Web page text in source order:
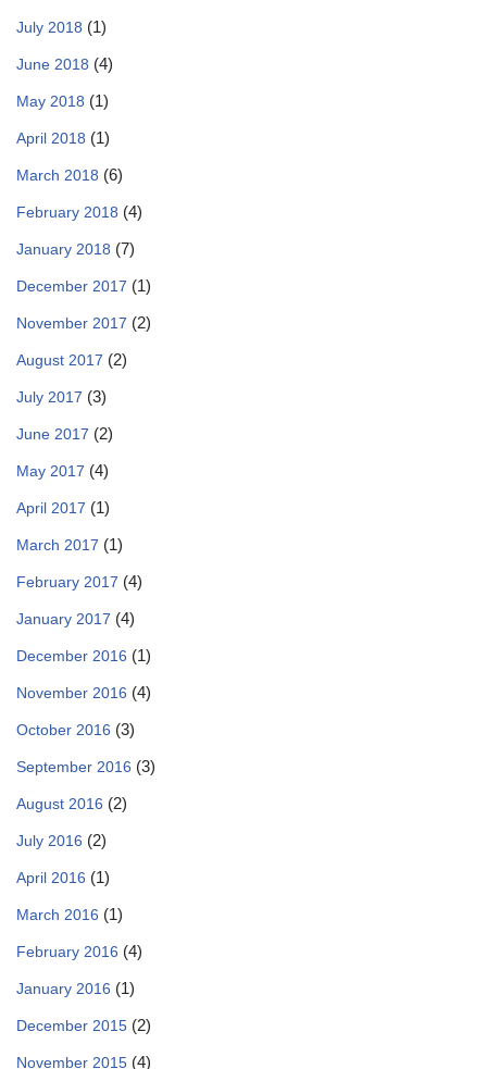
July 2018 (1)
June 2018 (4)
May 2018 (1)
April 2018 (1)
March 2018 (6)
February 2018 (4)
January 2018 (7)
December 2017 (1)
November 2017 (2)
August 2017 (2)
July 2017 (3)
June 2017 (2)
May 2017 (4)
April 2017 (1)
March 2017 (1)
February 2017 (4)
January 2017 (4)
December 2016 (1)
November 2016 (4)
October 2016 (3)
September 2016 (3)
August 2016 (2)
July 2016 (2)
April 2016 (1)
March 2016 (1)
February 2016 (4)
January 2016 (1)
December 2015 (2)
November 2015 (4)